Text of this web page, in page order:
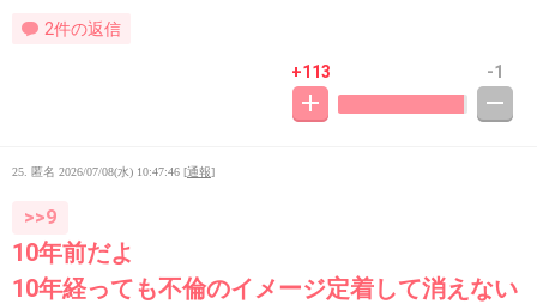
2件の返信
+113 -1
25. 匿名 2026/07/08(水) 10:47:46 [通報]
>>9
10年前だよ
10年経っても不倫のイメージ定着して消えない